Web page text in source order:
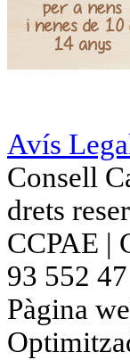
Avís
Consell
drets
CCPAE |
93 552
Pàgina